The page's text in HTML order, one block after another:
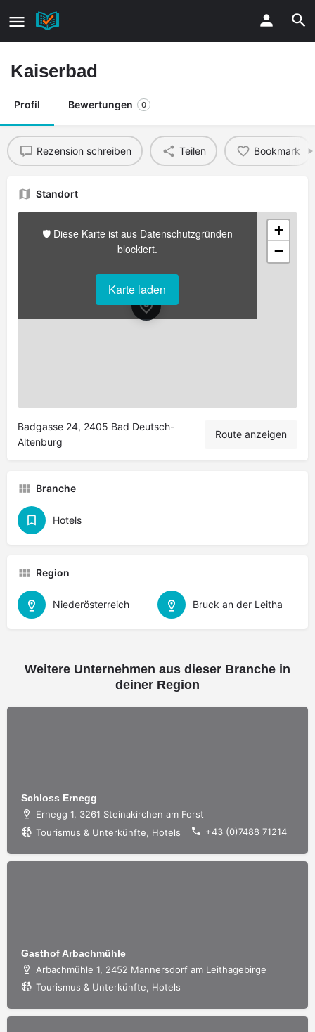
Kaiserbad
Profil Bewertungen 0
Rezension schreiben Teilen Bookmark
Standort
🛡️ Diese Karte ist aus Datenschutzgründen
blockiert.
Karte laden
+
−
Badgasse 24, 2405 Bad Deutsch-
Altenburg
Route anzeigen
Branche
Hotels
Region
Niederösterreich Bruck an der Leitha
Weitere Unternehmen aus dieser Branche in
deiner Region
Schloss Ernegg
Ernegg 1, 3261 Steinakirchen am Forst
Tourismus & Unterkünfte, Hotels
+43 (0)7488 71214
Gasthof Arbachmühle
Arbachmühle 1, 2452 Mannersdorf am Leithagebirge
Tourismus & Unterkünfte, Hotels